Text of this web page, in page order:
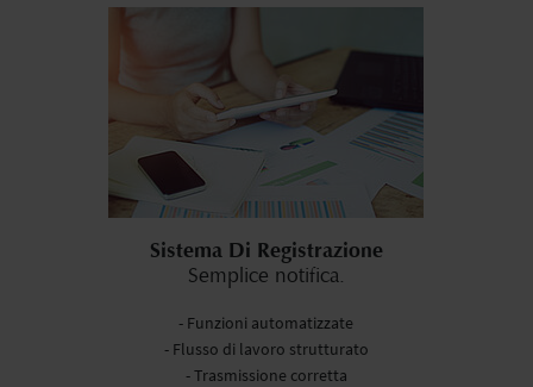
Sistema Di Registrazione
Semplice notifica.
- Funzioni automatizzate
- Flusso di lavoro strutturato
- Trasmissione corretta